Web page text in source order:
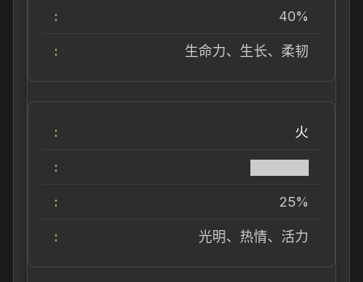
40%
生命力、生长、柔韧
火
25%
光明、热情、活力